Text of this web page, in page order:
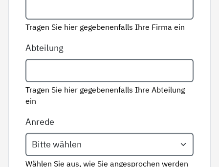
Tragen Sie hier gegebenenfalls Ihre Firma ein
Abteilung
Tragen Sie hier gegebenenfalls Ihre Abteilung
ein
Anrede
Wählen Sie aus, wie Sie angesprochen werden